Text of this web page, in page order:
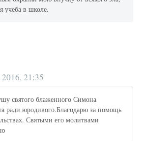
учеба в школе.
2016, 21:35
святого блаженного Симона
ради юродивого.Благодарю за помощь
Святыми его молитвами